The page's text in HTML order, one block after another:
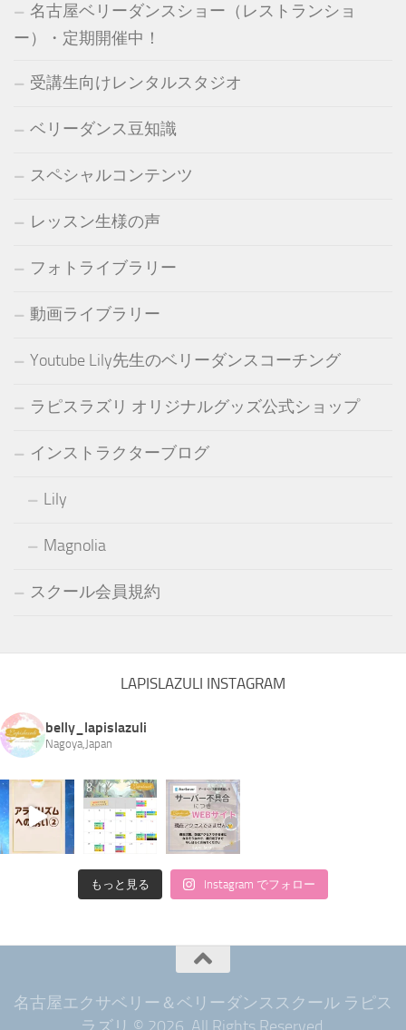
名古屋ベリーダンスショー（レストランショ
ー）・定期開催中！
受講生向けレンタルスタジオ
ベリーダンス豆知識
スペシャルコンテンツ
レッスン生様の声
フォトライブラリー
動画ライブラリー
Youtube Lily先生のベリーダンスコーチング
ラピスラズリ オリジナルグッズ公式ショップ
インストラクターブログ
Lily
Magnolia
スクール会員規約
LAPISLAZULI INSTAGRAM
belly_lapislazuli
Nagoya,Japan
もっと見る Instagram でフォロー
名古屋エクサベリー＆ベリーダンススクール ラピス